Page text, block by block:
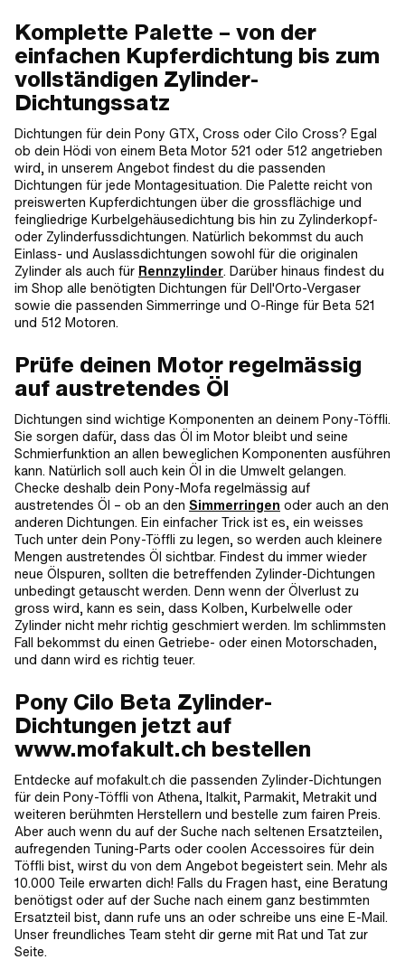
Komplette Palette – von der
einfachen Kupferdichtung bis zum
vollständigen Zylinder-
Dichtungssatz
Dichtungen für dein Pony GTX, Cross oder Cilo Cross? Egal
ob dein Hödi von einem Beta Motor 521 oder 512 angetrieben
wird, in unserem Angebot findest du die passenden
Dichtungen für jede Montagesituation. Die Palette reicht von
preiswerten Kupferdichtungen über die grossflächige und
feingliedrige Kurbelgehäusedichtung bis hin zu Zylinderkopf-
oder Zylinderfussdichtungen. Natürlich bekommst du auch
Einlass- und Auslassdichtungen sowohl für die originalen
Zylinder als auch für Rennzylinder. Darüber hinaus findest du
im Shop alle benötigten Dichtungen für Dell'Orto-Vergaser
sowie die passenden Simmerringe und O-Ringe für Beta 521
und 512 Motoren.
Prüfe deinen Motor regelmässig
auf austretendes Öl
Dichtungen sind wichtige Komponenten an deinem Pony-Töffli.
Sie sorgen dafür, dass das Öl im Motor bleibt und seine
Schmierfunktion an allen beweglichen Komponenten ausführen
kann. Natürlich soll auch kein Öl in die Umwelt gelangen.
Checke deshalb dein Pony-Mofa regelmässig auf
austretendes Öl – ob an den Simmerringen oder auch an den
anderen Dichtungen. Ein einfacher Trick ist es, ein weisses
Tuch unter dein Pony-Töffli zu legen, so werden auch kleinere
Mengen austretendes Öl sichtbar. Findest du immer wieder
neue Ölspuren, sollten die betreffenden Zylinder-Dichtungen
unbedingt getauscht werden. Denn wenn der Ölverlust zu
gross wird, kann es sein, dass Kolben, Kurbelwelle oder
Zylinder nicht mehr richtig geschmiert werden. Im schlimmsten
Fall bekommst du einen Getriebe- oder einen Motorschaden,
und dann wird es richtig teuer.
Pony Cilo Beta Zylinder-
Dichtungen jetzt auf
www.mofakult.ch bestellen
Entdecke auf mofakult.ch die passenden Zylinder-Dichtungen
für dein Pony-Töffli von Athena, Italkit, Parmakit, Metrakit und
weiteren berühmten Herstellern und bestelle zum fairen Preis.
Aber auch wenn du auf der Suche nach seltenen Ersatzteilen,
aufregenden Tuning-Parts oder coolen Accessoires für dein
Töffli bist, wirst du von dem Angebot begeistert sein. Mehr als
10.000 Teile erwarten dich! Falls du Fragen hast, eine Beratung
benötigst oder auf der Suche nach einem ganz bestimmten
Ersatzteil bist, dann rufe uns an oder schreibe uns eine E-Mail.
Unser freundliches Team steht dir gerne mit Rat und Tat zur
Seite.